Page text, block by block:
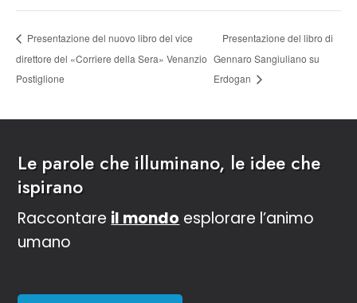
Presentazione del nuovo libro del vice
direttore del «Corriere della Sera» Venanzio
Postiglione
Presentazione del libro di
Gennaro Sangiuliano su
Erdogan
Le parole che illuminano, le idee che
ispirano
Raccontareil mondoesplorare l’animo
umano